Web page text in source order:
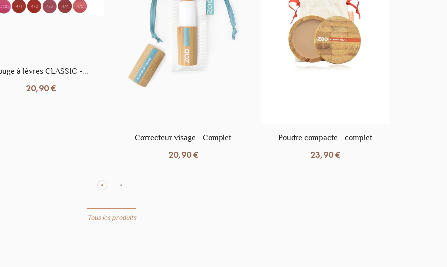
Déodorant "L'herbacé":...
9,50 €
Déodorant "Le poudré":...
9,50 €
à lèvres CLASSIC -...
20,90 €
Correcteur visage - Complet
20,90 €
Poudre compacte - complet
23,90 €
Tous les produits